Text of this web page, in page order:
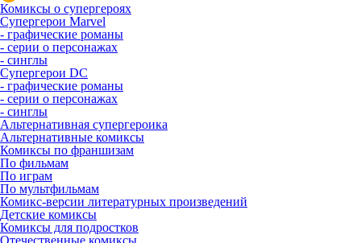
Комиксы о супергероях
Супергерои Marvel
- графические романы
- серии о персонажах
- синглы
Супергерои DC
- графические романы
- серии о персонажах
- синглы
Альтернативная супергероика
Альтернативные комиксы
Комиксы по франшизам
По фильмам
По играм
По мультфильмам
Комикс-версии литературных произведений
Детские комиксы
Комиксы для подростков
Отечественные комиксы